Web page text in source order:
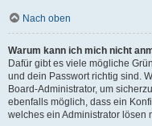
Nach oben
Warum kann ich mich nicht
Dafür gibt es viele mögliche
und dein Passwort richtig sind.
Board-Administrator, um
ebenfalls möglich, dass ein
welches ein Administrator lösen